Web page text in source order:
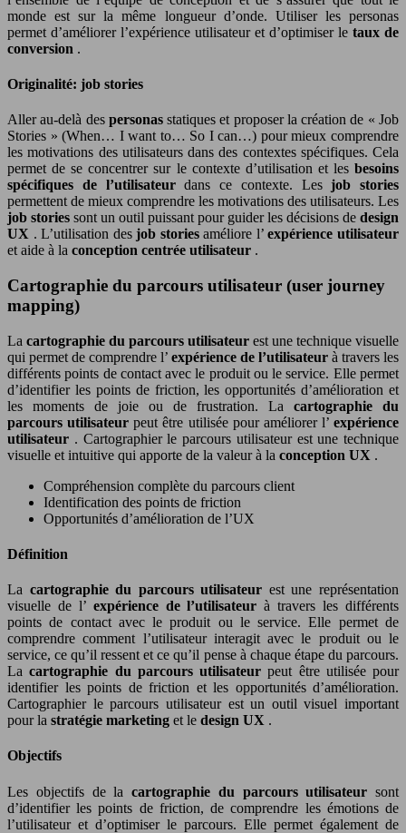
monde est sur la même longueur d’onde. Utiliser les personas
permet d’améliorer l’expérience utilisateur et d’optimiser le taux de
conversion .
Originalité: job stories
Aller au-delà des personasstatiques et proposer la création de « Job
Stories » (When… I want to… So I can…) pour mieux comprendre
les motivations des utilisateurs dans des contextes spécifiques. Cela
permet de se concentrer sur le contexte d’utilisation et les besoins
spécifiques de l’utilisateurdans ce contexte. Lesjob stories
permettent de mieux comprendre les motivations des utilisateurs. Les
job stories sont un outil puissant pour guider les décisions de design
UX . L’utilisation desjob storiesaméliore l’expérience utilisateur
et aide à la conception centrée utilisateur .
Cartographie du parcours utilisateur (user journey
mapping)
La cartographie du parcours utilisateur est une technique visuelle
qui permet de comprendre l’ expérience de l’utilisateur à travers les
différents points de contact avec le produit ou le service. Elle permet
d’identifier les points de friction, les opportunités d’amélioration et
les moments de joie ou de frustration. La cartographie du
parcours utilisateurpeut être utilisée pour améliorer l’ expérience
utilisateur . Cartographier le parcours utilisateur est une technique
visuelle et intuitive qui apporte de la valeur à la conception UX .
Compréhension complète du parcours client
Identification des points de friction
Opportunités d’amélioration de l’UX
Définition
La cartographie du parcours utilisateur est une représentation
visuelle de l’ expérience de l’utilisateurà travers les différents
points de contact avec le produit ou le service. Elle permet de
comprendre comment l’utilisateur interagit avec le produit ou le
service, ce qu’il ressent et ce qu’il pense à chaque étape du parcours.
Lacartographie du parcours utilisateurpeut être utilisée pour
identifier les points de friction et les opportunités d’amélioration.
Cartographier le parcours utilisateur est un outil visuel important
pour la stratégie marketing et le design UX .
Objectifs
Les objectifs de la cartographie du parcours utilisateur sont
d’identifier les points de friction, de comprendre les émotions de
l’utilisateur et d’optimiser le parcours. Elle permet également de